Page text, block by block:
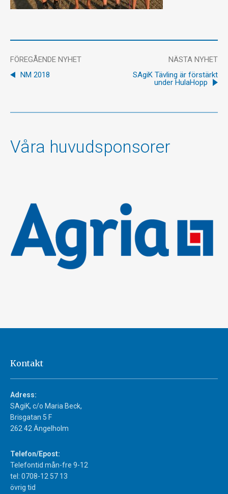
FÖREGÅENDE NYHET
NM 2018
NÄSTA NYHET
SAgiK Tävling är förstärkt
under HulaHopp
Våra huvudsponsorer
Kontakt
Adress:
SAgiK, c/o Maria Beck,
Brisgatan 5 F
262 42 Ängelholm
Telefon/Epost:
Telefontid mån-fre 9-12
tel: 0708-12 57 13
övrig tid